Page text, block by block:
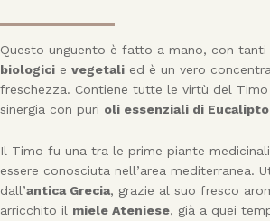
Questo unguento è fatto a mano, con tanti
biologici e vegetali ed è un vero
freschezza. Contiene tutte le virtù del
sinergia con puri oli essenziali di
Il Timo fu una tra le prime piante
essere conosciuta nell’area mediterranea.
dall’antica Grecia, grazie al suo fresco
arricchito il miele Ateniese, già a quei